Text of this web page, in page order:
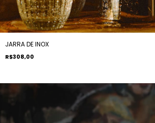
JARRA DE INOX
R$308,00